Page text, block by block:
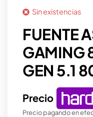
Sin existencias
FUENTE
GAMING
GEN 5.1
Precio
Precio pagando en